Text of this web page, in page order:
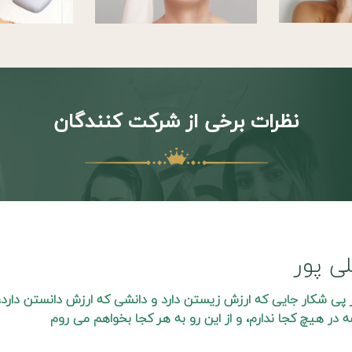
نظرات برخی از شرکت کنندگان
پور
پی شکار جایی که ارزش زیستن دارد و دانشی که ارزش دانستن
هیچ کجا ندارم، و از این رو به هر کجا بخواهم می روم